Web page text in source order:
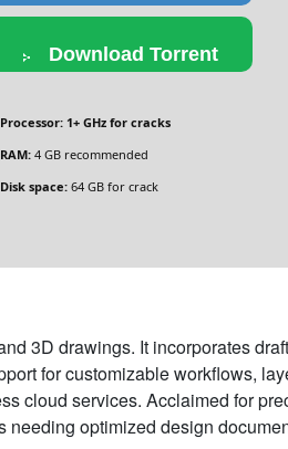
Download Torrent
Processor:1+ GHz for cracks
RAM:4 GB recommended
Disk space:64 GB for crack
3D drawings. It incorporates
for customizable workflows,
cloud services. Acclaimed for
optimized design